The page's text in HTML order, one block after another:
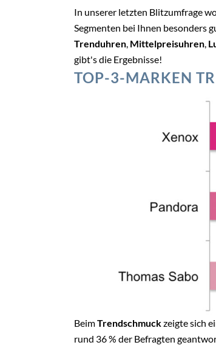
In unserer letzten Blitzumfrage
Segmenten bei Ihnen besonders
Trenduhren, Mittelpreisuhren,
gibt's die Ergebnisse!
TOP-3-MARKEN
BeimTrendschmuckzeigte sich
rund 36 % der Befragten